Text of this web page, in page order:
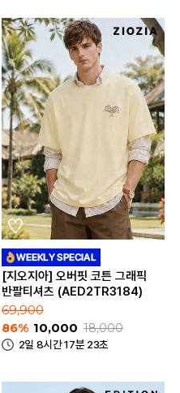
[지오지아] 오버핏 코튼 그래픽
반팔티셔츠 (AED2TR3184)
69,900
86% 10,000 18,000
2일 8시간 17분 23초